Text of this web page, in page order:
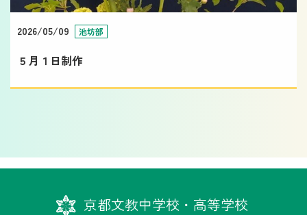
2026/05/09 池坊部
５月１日制作
京都文教中学校・高等学校